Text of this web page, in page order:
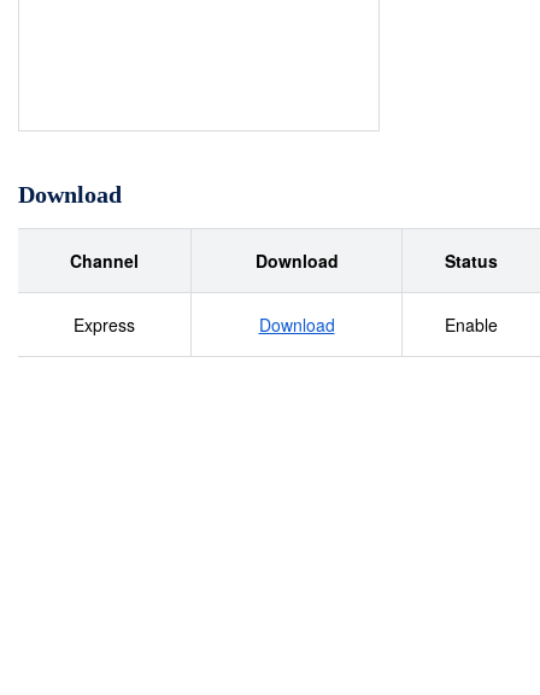
Download
Channel Download Status
Express Download Enable